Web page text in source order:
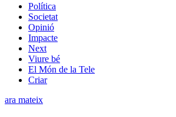
Política
Societat
Opinió
Impacte
Next
Viure bé
El Món de la Tele
Criar
ara mateix